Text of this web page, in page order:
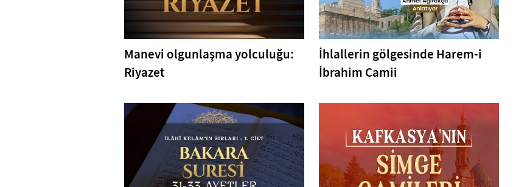
Manevi olgunlaşma yolculuğu:
Riyazet
İhlallerin gölgesinde Harem-i
İbrahim Camii